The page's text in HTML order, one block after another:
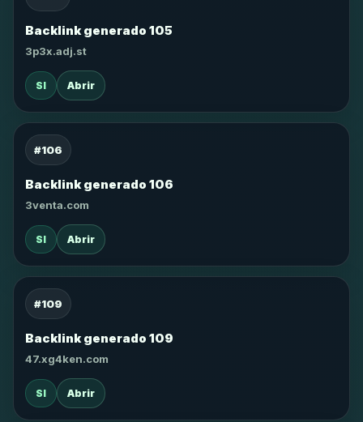
Backlink generado 105
3p3x.adj.st
SI Abrir
#106
Backlink generado 106
3venta.com
SI Abrir
#109
Backlink generado 109
47.xg4ken.com
SI Abrir